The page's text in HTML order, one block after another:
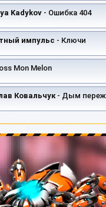
Kadykov - Ошибка 404
импульс - Ключи
Mon Melon
Ковальчук - Дым